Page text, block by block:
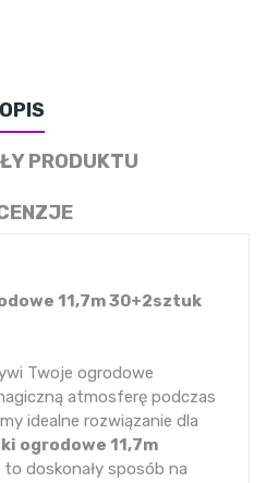
OPIS
PRODUKTU
11,7m 30+2sztuk
Twoje ogrodowe
atmosferę podczas
idealne rozwiązanie dla
ogrodowe 11,7m
to doskonały sposób na